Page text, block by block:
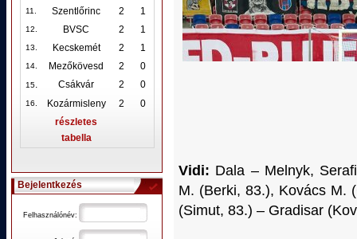
11. Szentlőrinc 2 1
12. BVSC 2 1
13. Kecskemét 2 1
14. Mezőkövesd 2 0
15. Csákvár 2 0
16. Kozármisleny 2
0
részletes
tabella
Bejelentkezés
Felhasználónév:
Vidi: Dala – Melnyk,
M. (Berki, 83.), Kovács M.
(Simut, 83.) – Gradisar